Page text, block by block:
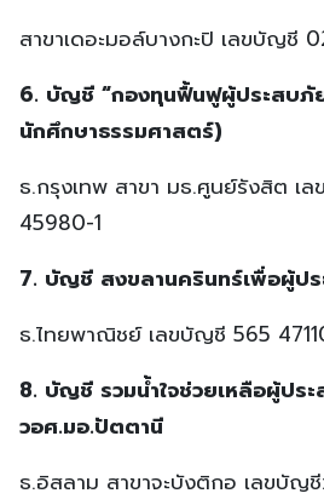
สาขาเดอะมอล์บางกะปิ เลขบัญชี
6. บัญชี “กองทุนฟื้นฟูผู้ประสบภั
นักศึกษาธรรมศาสตร์)
ธ.กรุงเทพ สาขา มธ.ศูนย์รังสิต เ
45980-1
7. บัญชี สงขลานครินทร์เพื่อผู้ป
ธ.ไทยพาณิชย์ เลขบัญชี 565
8. บัญชี รวมน้ำใจช่วยเหลือผู้ปร
วอศ.มอ.ปัตตานี
ธ.อิสลาม สาขาจะบังติกอ เลขบัญชี